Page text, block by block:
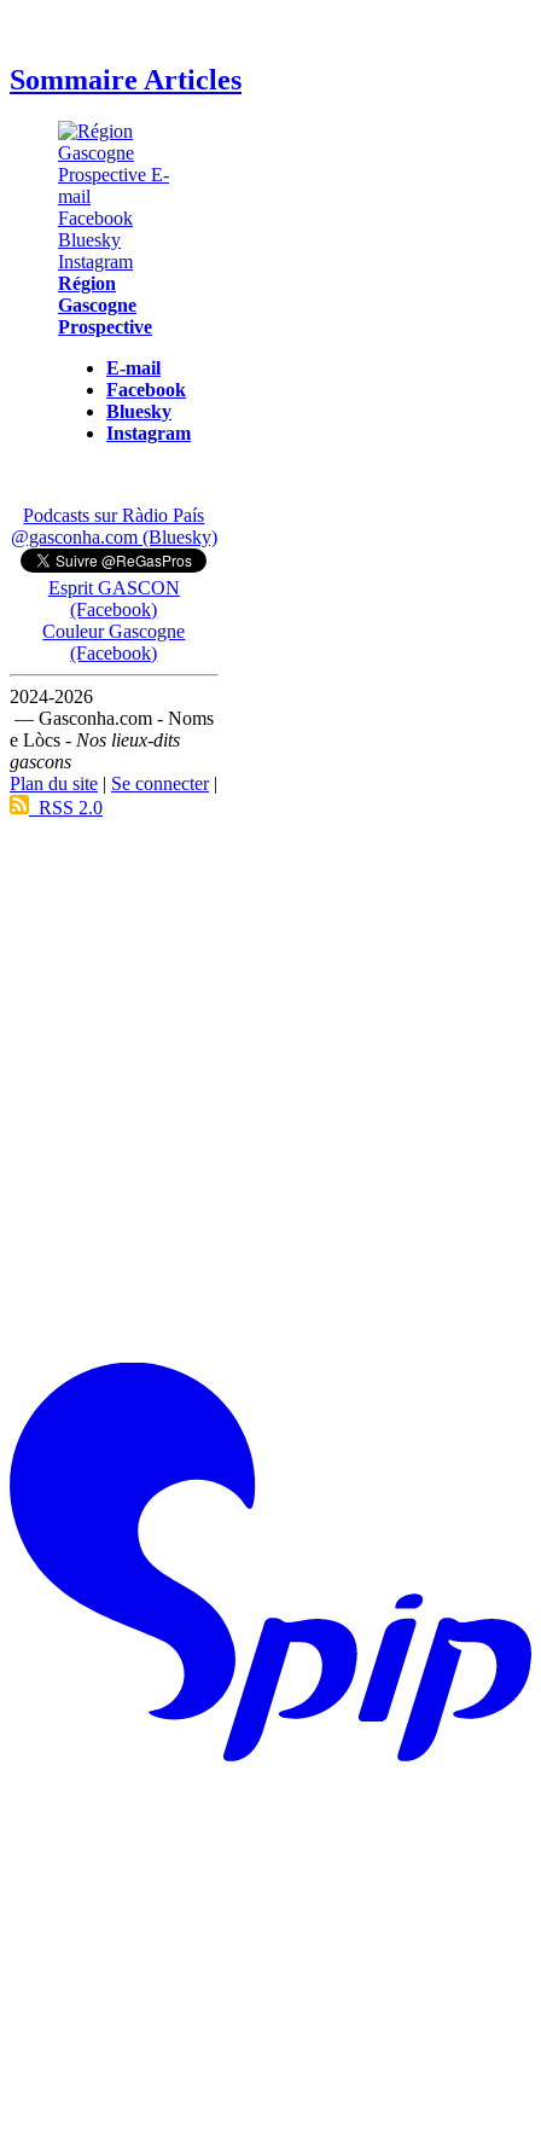
Sommaire Articles
Région
Gascogne
Prospective
E-mail
Facebook
Bluesky
Instagram
Podcasts sur Ràdio País
@gasconha.com (Bluesky)
Esprit GASCON
(Facebook)
Couleur Gascogne
(Facebook)
2024-2026
— Gasconha.com - Noms
e Lòcs - Nos lieux-dits
gascons
Plan du site | Se connecter|
RSS 2.0